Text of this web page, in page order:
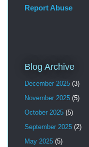
Report Abuse
Blog Archive
December 2025 (3)
November 2025 (5)
October 2025 (5)
September 2025 (2)
May 2025 (5)